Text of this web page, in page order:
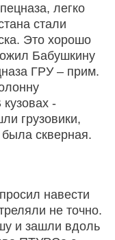
легко
стали
Это хорошо
Бабушкину
ГРУ – прим.
-
грузовики,
скверная.
навести
не точно.
и зашли вдоль